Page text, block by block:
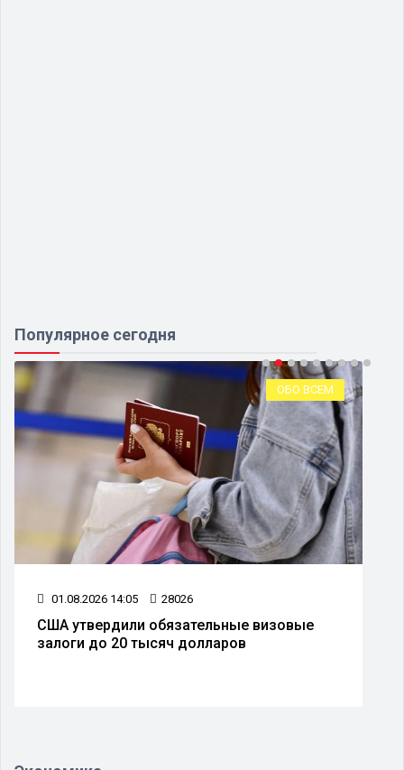
Популярное сегодня
ОБО ВСЕМ
01.08.2026 14:05 28026
США утвердили обязательные визовые
залоги до 20 тысяч долларов